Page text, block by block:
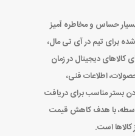
حساس و مخاطره آمیز
برای تیم در آی تی مال،
کالاهای دیجیتال در زمان
اطلاعات فنی،
بستر مناسب برای دریافت
با هدف کاهش قیمت
کالاها است.